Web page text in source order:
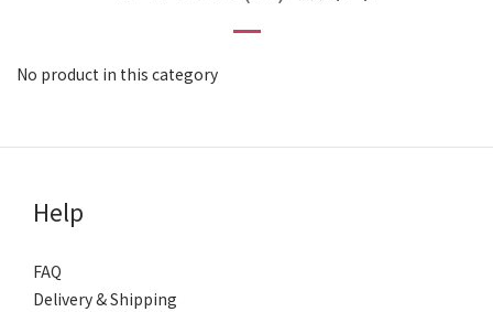
No product in this category
Help
FAQ
Delivery & Shipping